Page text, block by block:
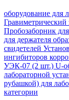
оборудование для
Пробозаборник
для держателя
свидетелей
ингибиторов
УЭК-07 (2 шт.) U-
лабораторной
рубашкой) для
категории